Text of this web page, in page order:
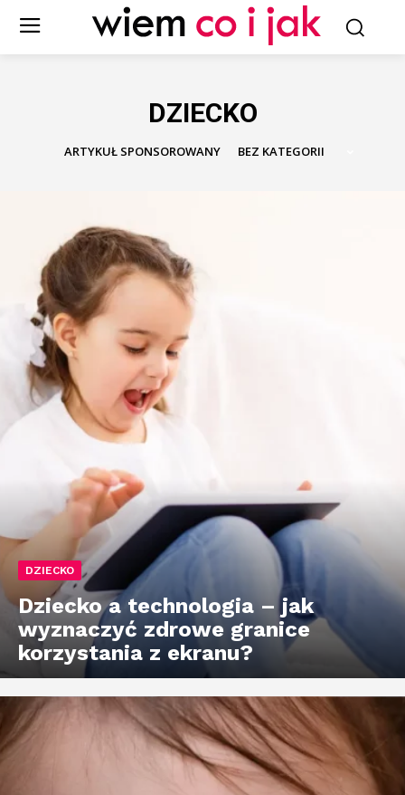
DZIECKO
ARTYKUŁ SPONSOROWANY BEZ KATEGORII
DZIECKO
Dziecko a technologia – jak
wyznaczyć zdrowe granice
korzystania z ekranu?